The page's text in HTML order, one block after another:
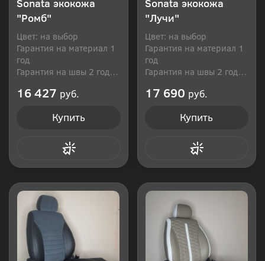
Sonata экокожа
"Ромб"
Цвет: на выбор
Гарантия на материал 1
год
Гарантия на швы 2 года
16 427 руб.
Купить
Sonata экокожа
"Лучи"
Цвет: на выбор
Гарантия на материал 1
год
Гарантия на швы 2 года
17 690 руб.
Купить